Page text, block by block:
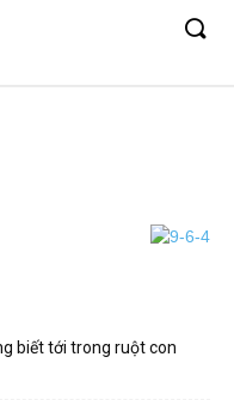
biết tới trong ruột con